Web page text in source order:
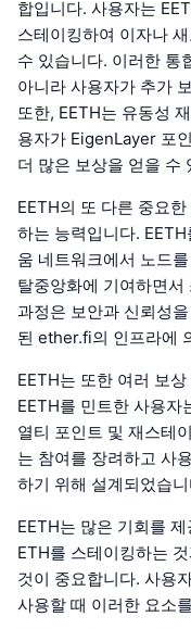
합입니다. 사용자는
스테이킹하여 이자나
수 있습니다. 이러한 통
아니라 사용자가 추가
또한, EETH는 유동성
용자가 EigenLayer 포
더 많은 보상을 얻을 수
EETH의 또 다른 중요
하는 능력입니다.
움 네트워크에서 노드
탈중앙화에 기여하면
과정은 보안과 신뢰성
된 ether.fi의 인프라에
EETH는 또한 여러 보
EETH를 민트한 사용
열티 포인트 및 재스테
는 참여를 장려하고 사
하기 위해 설계되었습
EETH는 많은 기회를
ETH를 스테이킹하는
것이 중요합니다. 사용
사용할 때 이러한 요소